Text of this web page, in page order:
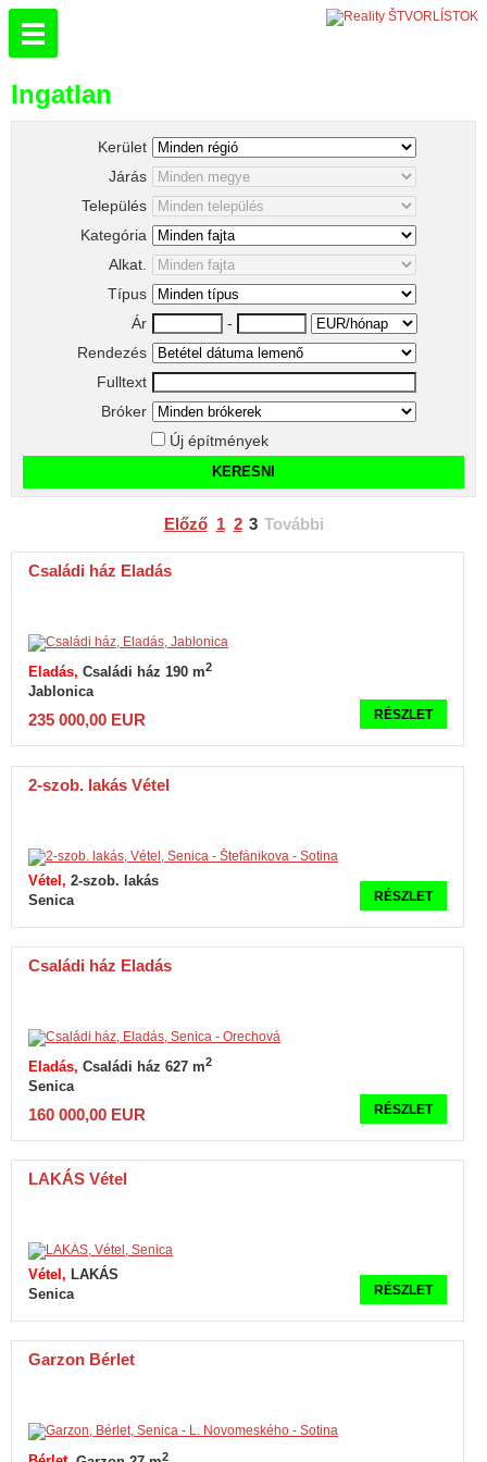
Ingatlan
Kerület
Járás
Település
Kategória
Alkat.
Típus
Ár
-
Rendezés
Fulltext
Bróker
Új építmények
Előző 1 2 3 További
Családi ház Eladás
Eladás Családi ház 190 m2
Jablonica
RÉSZLET
235 000,00 EUR
2-szob. lakás Vétel
Vétel 2-szob. lakás
Senica
RÉSZLET
Családi ház Eladás
Eladás Családi ház 627 m2
Senica
RÉSZLET
160 000,00 EUR
LAKÁS Vétel
Vétel
LAKÁS
Senica
RÉSZLET
Garzon Bérlet
2